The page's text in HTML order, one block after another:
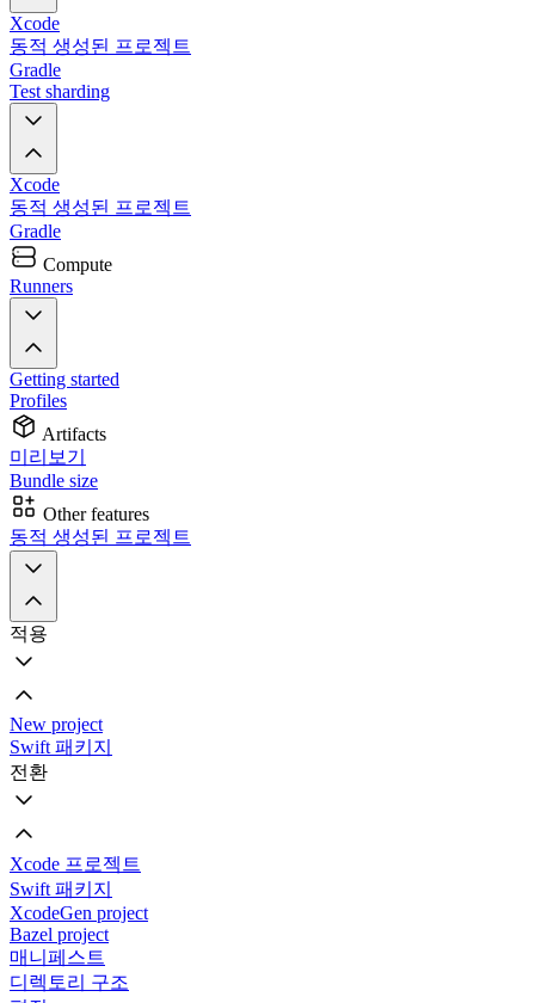
Xcode
동적 생성된 프로젝트
Gradle
Test sharding
Xcode
동적 생성된 프로젝트
Gradle
Compute
Runners
Getting started
Profiles
Artifacts
미리보기
Bundle size
Other features
동적 생성된 프로젝트
적용
New project
Swift 패키지
전환
Xcode 프로젝트
Swift 패키지
XcodeGen project
Bazel project
매니페스트
디렉토리 구조